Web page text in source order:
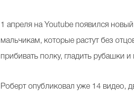
1 апреля на Youtube появился новый
мальчикам, которые растут без
прибивать полку, гладить рубашки
Роберт опубликовал уже 14 видео,